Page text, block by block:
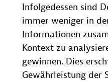
Infolgedessen sind
immer weniger in
Informationen
Kontext zu
gewinnen. Dies
Gewährleistung der